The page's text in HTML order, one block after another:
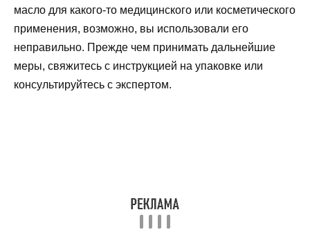
масло для какого-то медицинского или косметического
применения, возможно, вы использовали его
неправильно. Прежде чем принимать дальнейшие
меры, свяжитесь с инструкцией на упаковке или
консультируйтесь с экспертом.